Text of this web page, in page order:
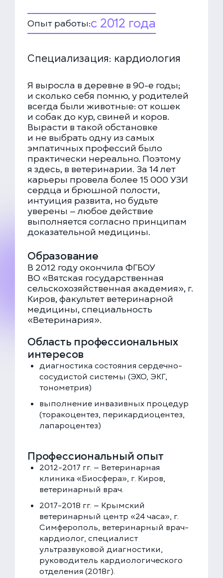
Опыт работы:с 2012 года
Специализация: кардиология
Я выросла в деревне в 90-е годы;
и сколько себя помню, у родителей
всегда были животные: от кошек
и собак до кур, свиней и коров.
Вырасти в такой обстановке
и не выбрать одну из самых
эмпатичных профессий было
практически нереально. Поэтому
я здесь, в ветеринарии. За 14 лет
карьеры провела более 15 000 УЗИ
сердца и брюшной полости,
интуиция развита, но будьте
уверены — любое действие
выполняется согласно принципам
доказательной медицины.
Образование
В 2012 году окончила ФГБОУ
ВО «Вятская государственная
сельскохозяйственная академия», г.
Киров, факультет ветеринарной
медицины, специальность
«Ветеринария».
Область профессиональных
интересов
диагностика состояния сердечно-
сосудистой системы (ЭХО, ЭКГ,
тонометрия)
выполнение инвазивных процедур
(торакоцентез, перикардиоцентез,
лапароцентез)
Профессиональный опыт
2012-2017 гг. — Ветеринарная
клиника «Биосфера», г. Киров,
ветеринарный врач.
2017-2018 гг. — Крымский
ветеринарный центр «24 часа», г.
Симферополь, ветеринарный врач-
кардиолог, специалист
ультразвуковой диагностики,
руководитель кардиологического
отделения (2018г).
ЕДИНАЯ СПРАВОЧНАЯ (КРУГЛОСУТОЧНО)
+7 (499) 288-80-36